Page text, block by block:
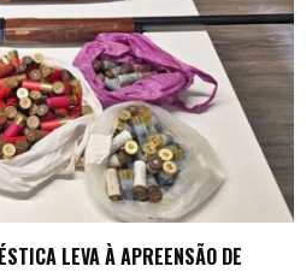
LEVA À APREENSÃO DE